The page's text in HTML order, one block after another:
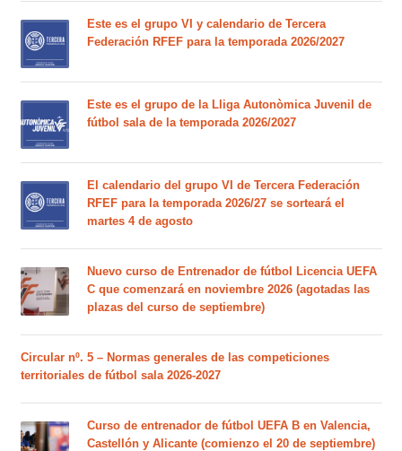
Este es el grupo VI y calendario de Tercera
Federación RFEF para la temporada 2026/2027
Este es el grupo de la Lliga Autonòmica Juvenil de
fútbol sala de la temporada 2026/2027
El calendario del grupo VI de Tercera Federación
RFEF para la temporada 2026/27 se sorteará el
martes 4 de agosto
Nuevo curso de Entrenador de fútbol Licencia UEFA
C que comenzará en noviembre 2026 (agotadas las
plazas del curso de septiembre)
Circular nº. 5 – Normas generales de las competiciones
territoriales de fútbol sala 2026-2027
Curso de entrenador de fútbol UEFA B en Valencia,
Castellón y Alicante (comienzo el 20 de septiembre)